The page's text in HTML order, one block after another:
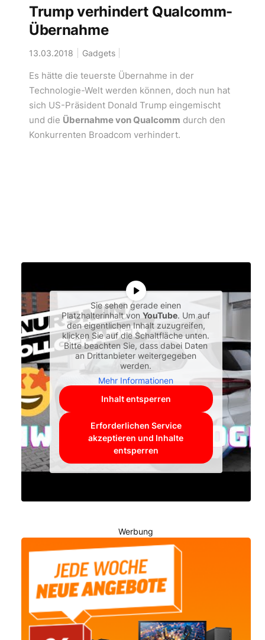
Trump verhindert Qualcomm-
Übernahme
13.03.2018 Gadgets
Es hätte die teuerste Übernahme in der
Technologie-Welt werden können, doch nun hat
sich US-Präsident Donald Trump eingemischt
und die Übernahme von Qualcomm durch den
Konkurrenten Broadcom verhindert.
Sie sehen gerade einen
Platzhalterinhalt vonYouTube. Um auf
den eigentlichen Inhalt zuzugreifen,
klicken Sie auf die Schaltfläche unten.
Bitte beachten Sie, dass dabei Daten
an Drittanbieter weitergegeben
werden.
Mehr Informationen
Inhalt entsperren
Erforderlichen Service
akzeptieren und Inhalte
entsperren
Werbung